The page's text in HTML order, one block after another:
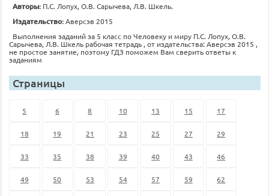
Авторы: П.С. Лопух, О.В. Сарычева, Л.В. Шкель.
Издательство:Аверсэв 2015
Выполнения заданий за 5 класс по Человеку и миру П.С. Лопух, О.В.
Сарычева, Л.В. Шкель рабочая тетрадь , от издательства: Аверсэв 2015 ,
не простое занятие, поэтому ГДЗ поможем Вам сверить ответы к
заданиям
Страницы
5 6 8 10 13 15 17
18 19 21 23 25 27 29
33 35 38 39 40 43 46
49 50 53 54 57 59 62